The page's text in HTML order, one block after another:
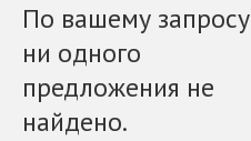
По вашему запросу
ни одного
предложения не
найдено.